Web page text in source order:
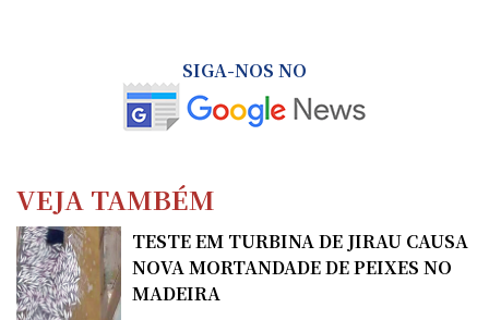
SIGA-NOS NO
VEJA TAMBÉM
TESTE EM TURBINA DE JIRAU CAUSA
NOVA MORTANDADE DE PEIXES NO
MADEIRA